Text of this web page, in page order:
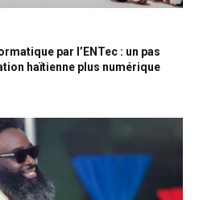
par l’ENTec : un pas
haïtienne plus numérique